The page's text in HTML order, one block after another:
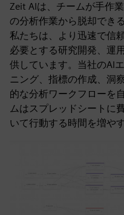
Zeit AIは、チームが手作
の分析作業から脱却でき
私たちは、より迅速で信
必要とする研究開発、運
供しています。当社のAI
ニング、指標の作成、洞
的な分析ワークフローを
ムはスプレッドシートに
いて行動する時間を増や